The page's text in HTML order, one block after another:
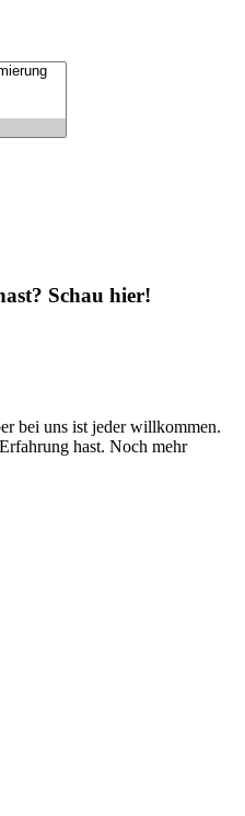
Schau hier!
bei uns ist jeder willkommen.
hast. Noch mehr